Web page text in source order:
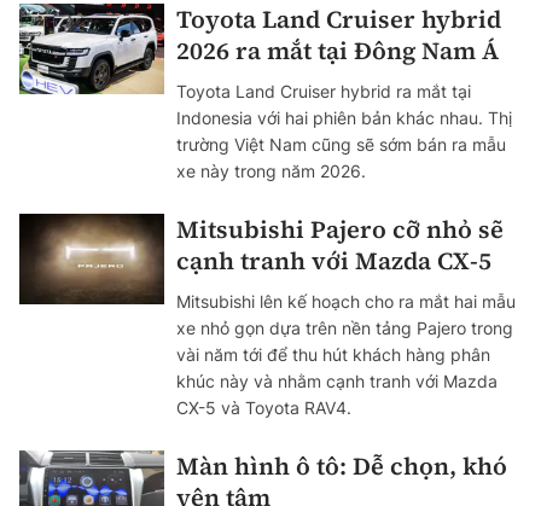
Toyota Land Cruiser hybrid
2026 ra mắt tại Đông Nam Á
Toyota Land Cruiser hybrid ra mắt tại
Indonesia với hai phiên bản khác nhau. Thị
trường Việt Nam cũng sẽ sớm bán ra mẫu
xe này trong năm 2026.
Mitsubishi Pajero cỡ nhỏ sẽ
cạnh tranh với Mazda CX-5
Mitsubishi lên kế hoạch cho ra mắt hai mẫu
xe nhỏ gọn dựa trên nền tảng Pajero trong
vài năm tới để thu hút khách hàng phân
khúc này và nhằm cạnh tranh với Mazda
CX-5 và Toyota RAV4.
Màn hình ô tô: Dễ chọn, khó
yên tâm